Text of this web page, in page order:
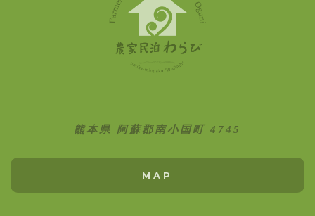
熊本県 阿蘇郡南小国町 4745
MAP